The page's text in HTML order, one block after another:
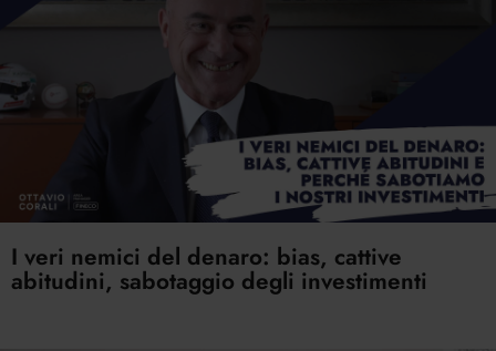
I veri nemici del denaro: bias, cattive
abitudini, sabotaggio degli investimenti